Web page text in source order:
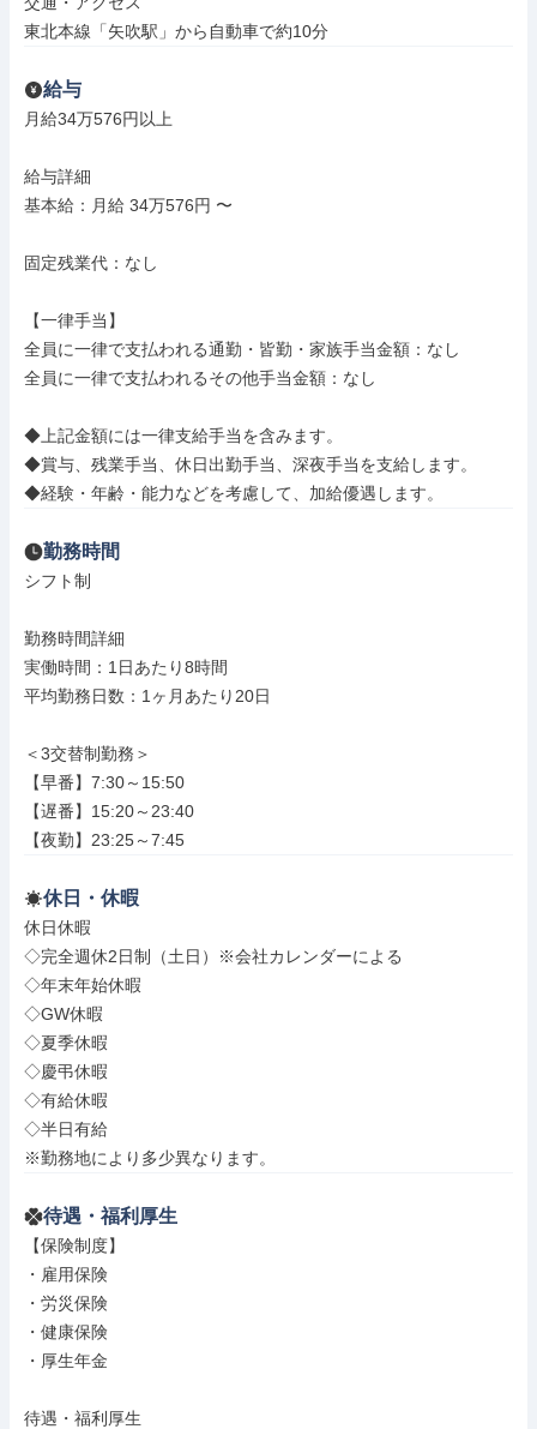
東北本線「矢吹駅」から自動車で約10分
給与
月給34万576円以上
給与詳細
基本給：月給 34万576円 〜
固定残業代：なし
【一律手当】
全員に一律で支払われる通勤・皆勤・家族手当金額：なし
全員に一律で支払われるその他手当金額：なし
◆上記金額には一律支給手当を含みます。
◆賞与、残業手当、休日出勤手当、深夜手当を支給します。
◆経験・年齢・能力などを考慮して、加給優遇します。
勤務時間
シフト制
勤務時間詳細
実働時間：1日あたり8時間
平均勤務日数：1ヶ月あたり20日
＜3交替制勤務＞
【早番】7:30～15:50
【遅番】15:20～23:40
【夜勤】23:25～7:45
休日・休暇
休日休暇
◇完全週休2日制（土日）※会社カレンダーによる
◇年末年始休暇
◇GW休暇
◇夏季休暇
◇慶弔休暇
◇有給休暇
◇半日有給
※勤務地により多少異なります。
待遇・福利厚生
【保険制度】
・雇用保険
・労災保険
・健康保険
・厚生年金
待遇・福利厚生